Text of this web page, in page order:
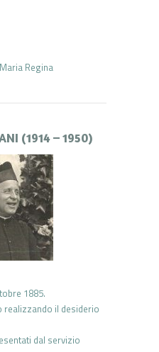
Regina
(1914 – 1950)
1885.
realizzando il desiderio
dal servizio